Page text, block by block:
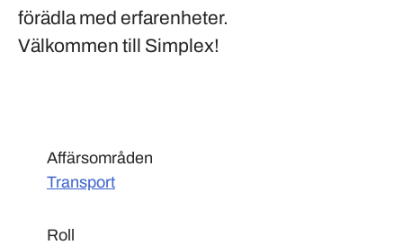
förädla med erfarenheter.
Välkommen till Simplex!
Affärsområden
Transport
Roll